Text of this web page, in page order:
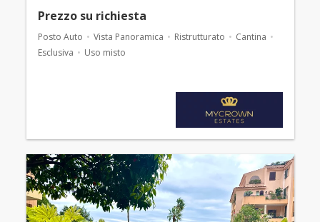
Prezzo su richiesta
Posto Auto Vista Panoramica Ristrutturato
Cantina
Esclusiva
Uso misto